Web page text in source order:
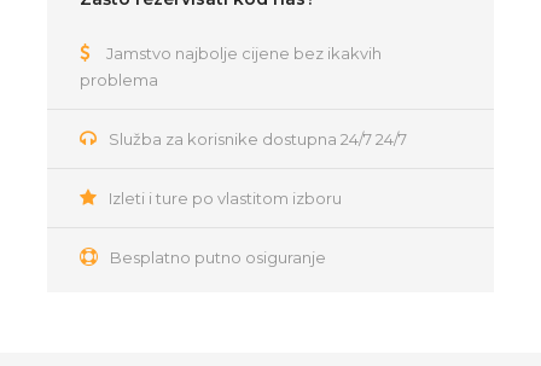
Jamstvo najbolje cijene bez ikakvih
problema
Služba za korisnike dostupna 24/7 24/7
Izleti i ture po vlastitom izboru
Besplatno putno osiguranje